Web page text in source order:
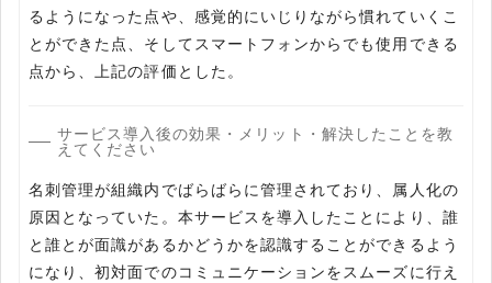
るようになった点や、感覚的にいじりながら慣れていくこ
とができた点、そしてスマートフォンからでも使用できる
点から、上記の評価とした。
サービス導入後の効果・メリット・解決したことを教
えてください
名刺管理が組織内でばらばらに管理されており、属人化の
原因となっていた。本サービスを導入したことにより、誰
と誰とが面識があるかどうかを認識することができるよう
になり、初対面でのコミュニケーションをスムーズに行え